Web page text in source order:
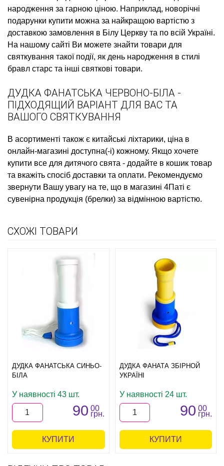
народження за гарною ціною. Наприклад, новорічні
подарунки купити можна за найкращою вартістю з
доставкою замовлення в Білу Церкву та по всій Україні.
На нашому сайті Ви можете знайти товари для
святкування такої події, як день народження в стилі
бравл старс та інші святкові товари.
ДУДКА ФАНАТСЬКА ЧЕРВОНО-БІЛА -
ПІДХОДЯЩИЙ ВАРІАНТ ДЛЯ ВАС ТА
ВАШОГО СВЯТКУВАННЯ
В асортименті також є китайські ліхтарики, ціна в
онлайн-магазині доступна(-і) кожному. Якщо хочете
купити все для дитячого свята - додайте в кошик товар
та вкажіть спосіб доставки та оплати. Рекомендуємо
звернути Вашу увагу на те, що в магазині 4Паті є
сувенірна продукція (брелки) за відмінною вартістю.
СХОЖІ ТОВАРИ
ДУДКА ФАНАТСЬКА СИНЬО-
БІЛА
У наявності 43 шт.
90 00
грн.
КУПИТИ
ДУДКА ФАНАТА ЗБІРНОЙ
УКРАЇНІ
У наявності 24 шт.
90 00
грн.
КУПИТИ